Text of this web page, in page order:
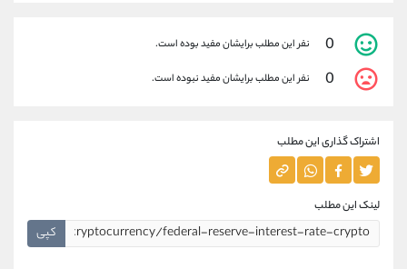
0 نفر این مطلب برایشان مفید بوده است.
0 نفر این مطلب برایشان مفید نبوده است.
اشتراک گذاری این مطلب
لینک این مطلب
کپی